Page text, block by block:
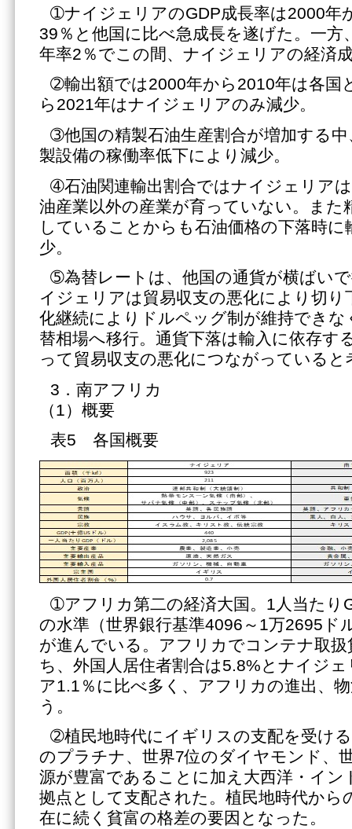
➀ナイジェリアのGDP成長率は2000年
39％と他国に比べ急成長を遂げた。一方
年率2％でこの間、ナイジェリアの経済
➁輸出額では2000年から2010年は各国
ら2021年はナイジェリアのみ減少。
➂他国の精製石油生産割合が増加する
製設備の稼働率低下により減少。
➃石油関連輸出割合ではナイジェリア
油産業以外の産業が育っていない。また
していることからも石油価格の下落時に
少。
➄為替レートは、他国の通貨が横ばい
イジェリアは貿易収支の悪化により切り
化継続によりドルペッグ制が維持できな
替相場へ移行。通貨下落は輸入に依存す
って貿易収支の悪化につながっていると
3．南アフリカ
（1）概要
表5 各国概要
➀アフリカ第二の経済大国。1人当たり
の水準（世界銀行基準4096～1万2695ド
が進んでいる。アフリカでコンテナ取扱
ち、外国人居住者割合は5.8%とナイジ
ア1.1％に比べ多く、アフリカの進出、
う。
➁植民地時代にイギリスの支配を受け
のプラチナ、世界7位のダイヤモンド、
源が豊富であることに加え大西洋・イン
拠点として支配された。植民地時代から
在に続く貧富の格差の要因となった。